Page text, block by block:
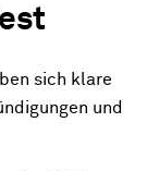
sich klare
und